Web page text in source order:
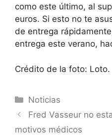
como este último, al
euros. Si esto no te
de entrega
entrega este verano,
Crédito de la foto: Loto.
Categorías
Noticias
Fred Vasseur no
motivos médicos